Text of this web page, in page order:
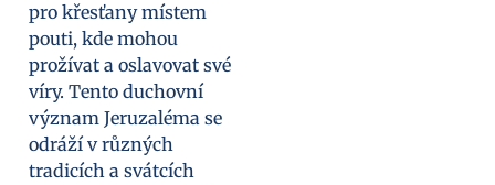
pro křesťany místem
pouti, kde mohou
prožívat a oslavovat své
víry. Tento duchovní
význam Jeruzaléma se
odráží v různých
tradicích a svátcích